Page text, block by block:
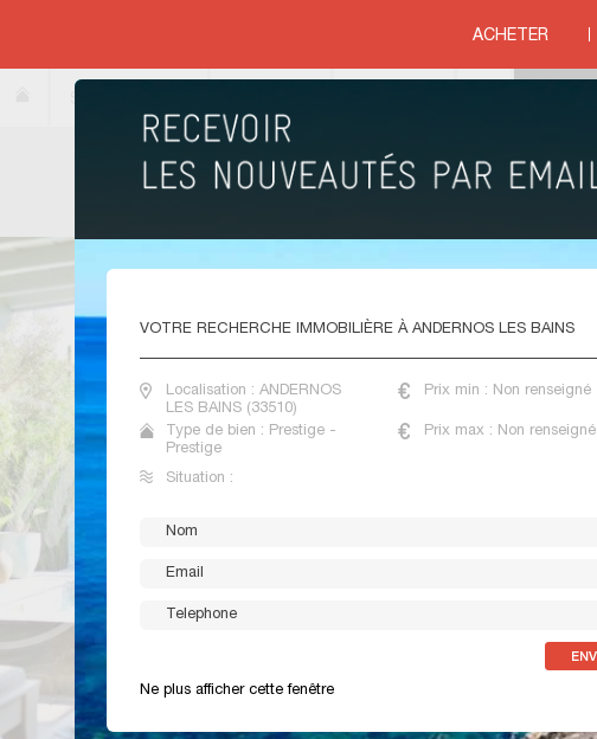
ACHETER
VENTE APPARTEMENTS DE PRESTIGE ANDERNOS
LES BAINS
VOTRE RECHERCHE IMMOBILIÈRE À ANDERNOS LES BAINS
Localisation : ANDERNOS
LES BAINS (33510)
Prix min : Non renseigné
Type de bien : Prestige -
Prestige
Prix max : Non renseigné
Situation :
Ne plus afficher cette fenêtre